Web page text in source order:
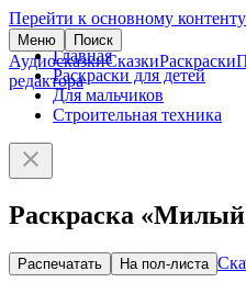
Перейти к основному контенту
Меню Поиск
АудиосказкиСказкиРаскраски
редактора
Главная
Раскраски для детей
Для мальчиков
Строительная техника
Раскраска «Милый
Распечатать На пол-листа